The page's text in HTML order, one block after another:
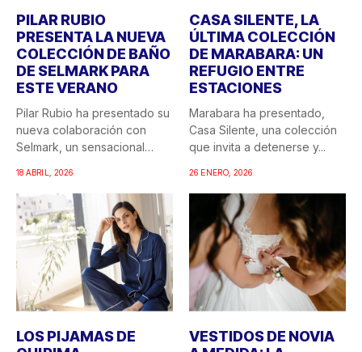
PILAR RUBIO
PRESENTA LA NUEVA
COLECCIÓN DE BAÑO
DE SELMARK PARA
ESTE VERANO
Pilar Rubio ha presentado su
nueva colaboración con
Selmark, un sensacional
18 ABRIL, 2026
CASA SILENTE, LA
ÚLTIMA COLECCIÓN
DE MARABARA: UN
REFUGIO ENTRE
ESTACIONES
Marabara ha presentado,
Casa Silente, una colección
que invita a detenerse y...
26 ENERO, 2026
LOS PIJAMAS DE
VESTIDOS DE NOVIA